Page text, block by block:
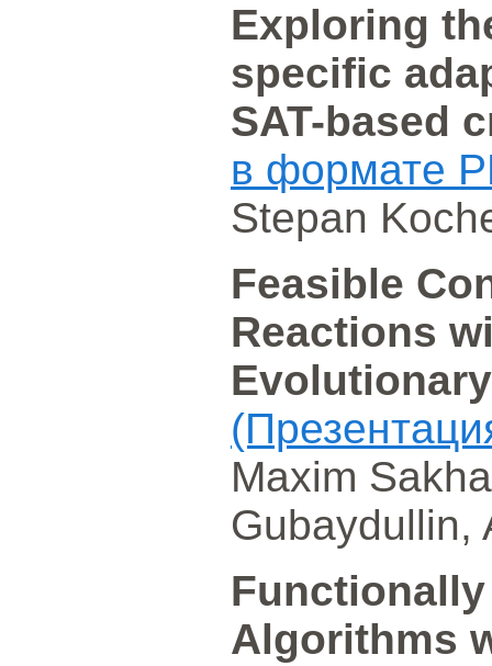
Exploring
specific
SAT-based
в формате
Stepan
Feasible
Reactions
Maxim
Gubaydullin,
Algorithms